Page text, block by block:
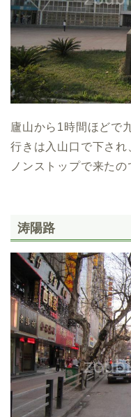
廬山から1時間ほどで
行きは入山口で下さ
ノンストップで来たの
涛陽路